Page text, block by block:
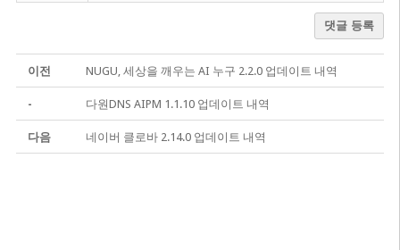
댓글 등록
이전 NUGU, 세상을 깨우는 AI 누구 2.2.0 업데이트 내역
- 다원DNS AIPM 1.1.10 업데이트 내역
다음 네이버 클로바 2.14.0 업데이트 내역